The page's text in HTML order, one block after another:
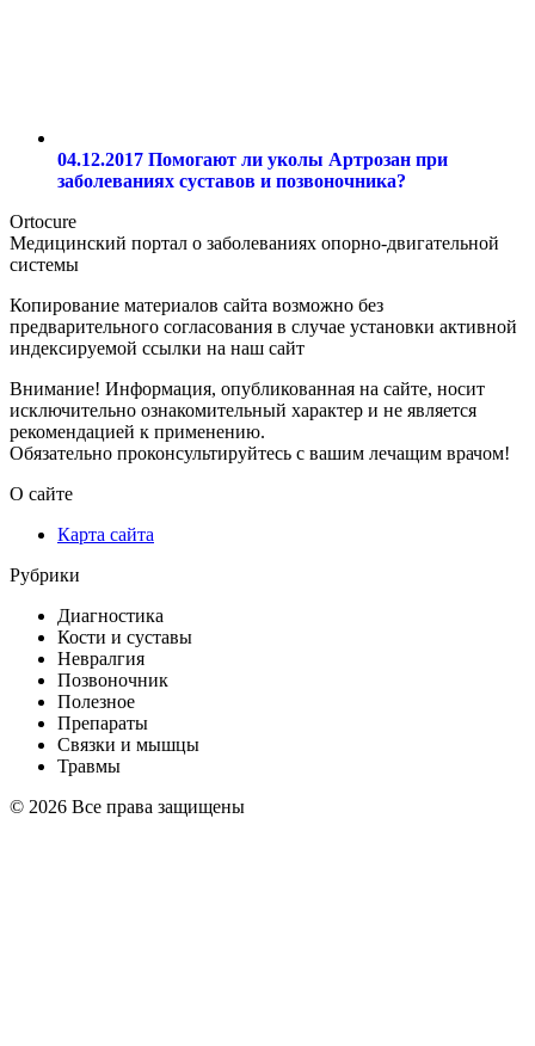
04.12.2017 Помогают ли уколы Артрозан при
заболеваниях суставов и позвоночника?
Ortocure
Медицинский портал о заболеваниях опорно-двигательной
системы
Копирование материалов сайта возможно без
предварительного согласования в случае установки активной
индексируемой ссылки на наш сайт
Внимание! Информация, опубликованная на сайте, носит
исключительно ознакомительный характер и не является
рекомендацией к применению.
Обязательно проконсультируйтесь с вашим лечащим врачом!
О сайте
Карта сайта
Рубрики
Диагностика
Кости и суставы
Невралгия
Позвоночник
Полезное
Препараты
Связки и мышцы
Травмы
© 2026 Все права защищены